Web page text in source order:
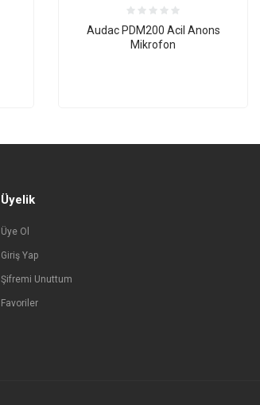
Audac PDM200 Acil Anons
Mikrofon
Üyelik
Üye Ol
Giriş Yap
Şifremi Unuttum
Favoriler